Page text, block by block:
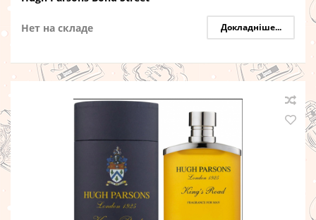
Нет на складе Докладніше...